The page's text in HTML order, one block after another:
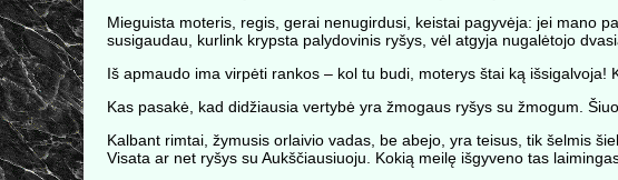
Mieguista moteris, regis, gerai nenugirdusi, keistai pagyvėja: jei mano
susigaudau, kurlink krypsta palydovinis ryšys, vėl atgyja nugalėtojo
Iš apmaudo ima virpėti rankos – kol tu budi, moterys štai ką
Kas pasakė, kad didžiausia vertybė yra žmogaus ryšys su žmogum.
Kalbant rimtai, žymusis orlaivio vadas, be abejo, yra teisus, tik šelmis
Visata ar net ryšys su Aukščiausiuoju. Kokią meilę išgyveno tas